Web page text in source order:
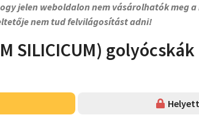
jelen weboldalon nem vásárolhatók meg
nem tud felvilágosítást adni!
SILICICUM) golyócskák